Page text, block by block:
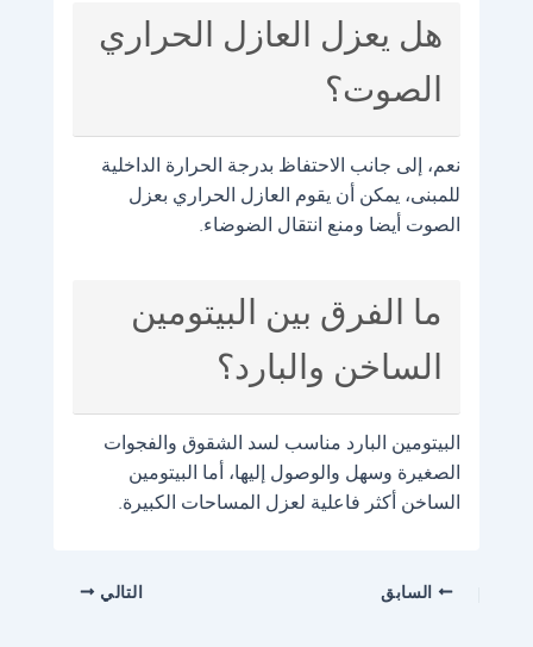
هل يعزل العازل الحراري
الصوت؟
نعم، إلى جانب الاحتفاظ بدرجة الحرارة الداخلية
للمبنى، يمكن أن يقوم العازل الحراري بعزل
الصوت أيضا ومنع انتقال الضوضاء.
ما الفرق بين البيتومين
الساخن والبارد؟
البيتومين البارد مناسب لسد الشقوق والفجوات
الصغيرة وسهل والوصول إليها، أما البيتومين
الساخن أكثر فاعلية لعزل المساحات الكبيرة.
السابق التالي